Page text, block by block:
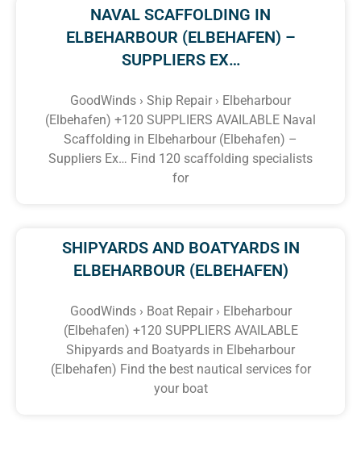
NAVAL SCAFFOLDING IN
ELBEHARBOUR (ELBEHAFEN) –
SUPPLIERS EX…
GoodWinds › Ship Repair › Elbeharbour
(Elbehafen) +120 SUPPLIERS AVAILABLE Naval
Scaffolding in Elbeharbour (Elbehafen) –
Suppliers Ex… Find 120 scaffolding specialists
for
SHIPYARDS AND BOATYARDS IN
ELBEHARBOUR (ELBEHAFEN)
GoodWinds › Boat Repair › Elbeharbour
(Elbehafen) +120 SUPPLIERS AVAILABLE
Shipyards and Boatyards in Elbeharbour
(Elbehafen) Find the best nautical services for
your boat